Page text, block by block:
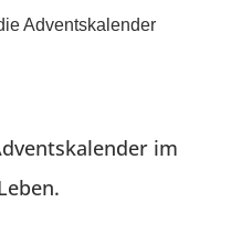
Adventskalender
im